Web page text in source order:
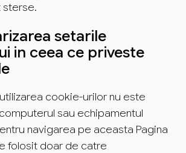
sterse.
setarile
in ceea ce priveste
cookie-urilor nu este
sau echipamentul
navigarea pe aceasta Pagina
folosit doar de catre